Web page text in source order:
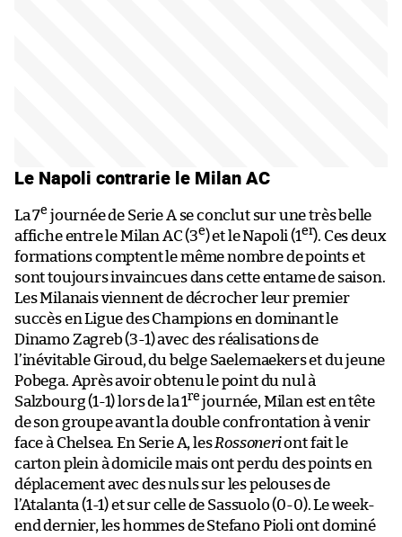
Le Napoli contrarie le Milan AC
La 7e journée de Serie A se conclut sur une très belle
affiche entre le Milan AC (3e) et le Napoli (1er). Ces deux
formations comptent le même nombre de points et
sont toujours invaincues dans cette entame de saison.
Les Milanais viennent de décrocher leur premier
succès en Ligue des Champions en dominant le
Dinamo Zagreb (3-1) avec des réalisations de
l’inévitable Giroud, du belge Saelemaekers et du jeune
Pobega. Après avoir obtenu le point du nul à
Salzbourg (1-1) lors de la 1re journée, Milan est en tête
de son groupe avant la double confrontation à venir
face à Chelsea. En Serie A, lesRossoneriont fait le
carton plein à domicile mais ont perdu des points en
déplacement avec des nuls sur les pelouses de
l’Atalanta (1-1) et sur celle de Sassuolo (0-0). Le week-
end dernier, les hommes de Stefano Pioli ont dominé